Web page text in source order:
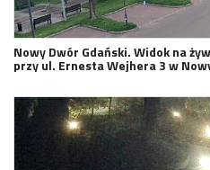
Nowy Dwór Gdański. Widok na
przy ul. Ernesta Wejhera 3 w